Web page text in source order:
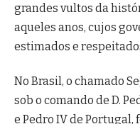
grandes vultos da
aqueles anos, cujos
estimados e
No Brasil, o chamado
sob o comando de D.
e Pedro IV de Portugal,